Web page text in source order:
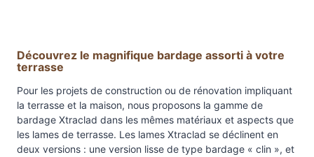
Découvrez le magnifique bardage assorti à votre
terrasse
Pour les projets de construction ou de rénovation impliquant
la terrasse et la maison, nous proposons la gamme de
bardage Xtraclad dans les mêmes matériaux et aspects que
les lames de terrasse. Les lames Xtraclad se déclinent en
deux versions : une version lisse de type bardage « clin », et